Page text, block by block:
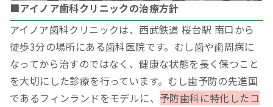
■アイノア歯科クリニックの治療方針
アイノア歯科クリニックは、西武鉄道 桜台駅 南口から
徒歩3分の場所にある歯科医院です。むし歯や歯周病に
なってから治すのではなく、健康な状態を長く保つこと
を大切にした診療を行っています。むし歯予防の先進国
であるフィンランドをモデルに、 予防歯科に特化したコ